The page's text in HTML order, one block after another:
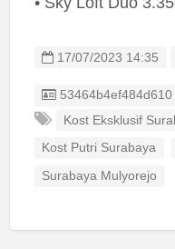
17/07/2023 14:35
Listing ID
53464b4ef484d610
Kost Eksklusif
Kost Putri Surabaya
Surabaya Mulyorejo